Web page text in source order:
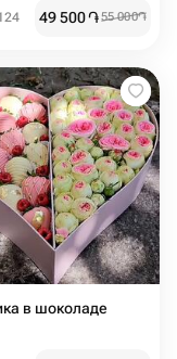
49 500֏55 000֏
в шоколаде